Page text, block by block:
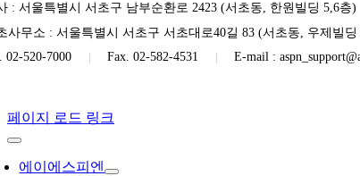
: 서울특별시 서초구 남부순환로 2423 (서초동, 한원빌딩 5,6층)
사무소 : 서울특별시 서초구 서초대로40길 83 (서초동, 우제빌딩
02-520-7000
Fax. 02-582-4531 E-mail :
페이지 로드 링크
에이에스피엔